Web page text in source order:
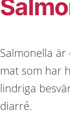
Salmonella
mat som har
lindriga
diarré.